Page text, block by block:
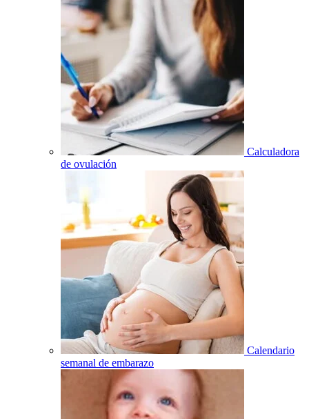
Calculadora
de ovulación
Calendario
semanal de embarazo